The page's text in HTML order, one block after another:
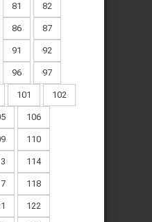
81 82
86 87
91 92
96 97
101 102
106
110
114
118
122